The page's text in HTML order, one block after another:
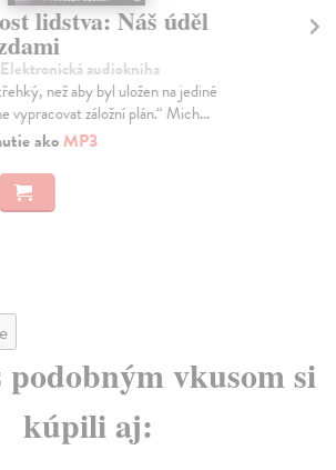
lidstva: Náš úděl
audiokniha
než aby byl uložen na jediné
vypracovat záložní plán.“ Mich...
akoMP3
vkusom si
kúpili aj: